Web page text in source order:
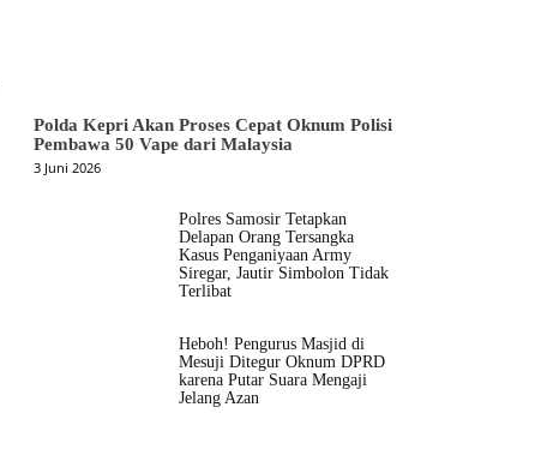
Polda Kepri Akan Proses Cepat Oknum Polisi
Pembawa 50 Vape dari Malaysia
3 Juni 2026
Polres Samosir Tetapkan
Delapan Orang Tersangka
Kasus Penganiyaan Army
Siregar, Jautir Simbolon Tidak
Terlibat
Heboh! Pengurus Masjid di
Mesuji Ditegur Oknum DPRD
karena Putar Suara Mengaji
Jelang Azan